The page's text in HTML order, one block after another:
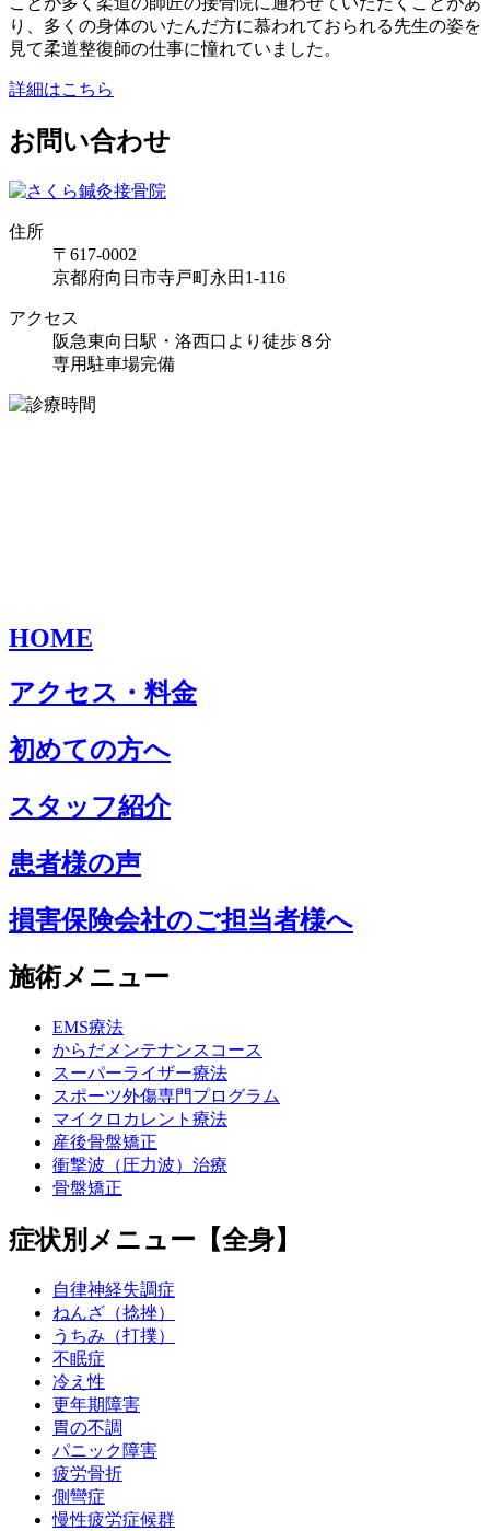
り、多くの身体のいたんだ方に慕われておられる先生の姿を
見て柔道整復師の仕事に憧れていました。
詳細はこちら
お問い合わせ
住所
〒617-0002
京都府向日市寺戸町永田1-116
アクセス
阪急東向日駅・洛西口より徒歩８分
専用駐車場完備
HOME
アクセス・料金
初めての方へ
スタッフ紹介
患者様の声
損害保険会社のご担当者様へ
施術メニュー
EMS療法
からだメンテナンスコース
スーパーライザー療法
スポーツ外傷専門プログラム
マイクロカレント療法
産後骨盤矯正
衝撃波（圧力波）治療
骨盤矯正
症状別メニュー【全身】
自律神経失調症
ねんざ（捻挫）
うちみ（打撲）
不眠症
冷え性
更年期障害
胃の不調
パニック障害
疲労骨折
側彎症
慢性疲労症候群